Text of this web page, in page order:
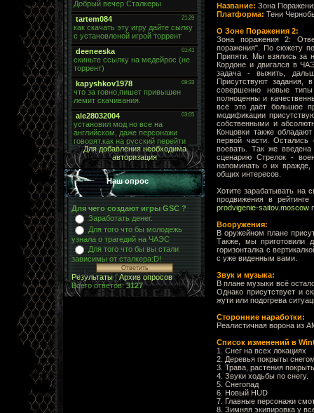
Для добавления необходима
авторизация
Наш опрос
Для чего создают игры GSC ?
Заработать денег.
Для того что бы молодежь
узнала о трагедий на ЧАЭС
Для того что бы вы стали
зависимы от сталкера:D!
Результаты|Архив опросов
Всего ответов:3127
Название: Зона
Платформа: Тени
О Зоне Поражения 2:
Зона поражения 2:
поражения". По сюжету
Припяти. Мы взялись за
Кордоне и двигался в
задача - выжить,
Присутствуют задания,
совершенно новые
полноценны и
всё это даёт большое
модификации
собственными и
Концовки также
первой части.
воевать. Так же
сценарию Стрелок -
напоминать о их вражде,
общих интересов.
Хотите зарабатывать на
продвижения в
prodvigenie-saitov.moscow
Вооружения:
В оружейном плане
Также, мы приготовили
горизонталка с
с уже виденным вами.
Звук и музыка:
В плане музыки всё
Однако присутствует и
жути или подогрева
Сторонние наработки:
Реалистичная ворона из
Список изменений в
1. Снег на всех локациях
2. Деревья покрыты
3. Трава, растения
4. Звуки ходьбы по снегу.
5. Снегопад
6. Новый HUD
7. Главные персонажи
8. Зимняя экипировка у